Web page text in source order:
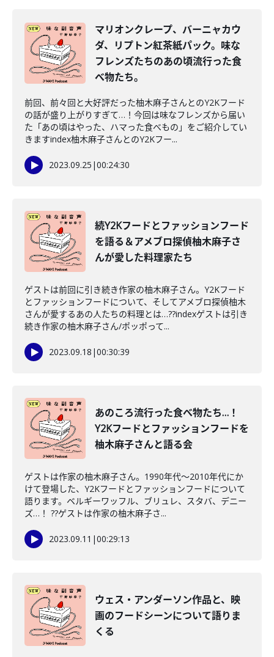
マリオンクレープ、バーニャカウ
ダ、リプトン紅茶紙パック。味な
フレンズたちのあの頃流行った食
べ物たち。
前回、前々回と大好評だった柚木麻子さんとのY2Kフード
の話が盛り上がりすぎて…！今回は味なフレンズから届い
た「あの頃はやった、ハマった食べもの」をご紹介してい
きますindex柚木麻子さんとのY2Kフー...
2023.09.25 |00:24:30
続Y2Kフードとファッションフード
を語る＆アメブロ探偵柚木麻子さ
んが愛した料理家たち
ゲストは前回に引き続き作家の柚木麻子さん。Y2Kフード
とファッションフードについて、そしてアメブロ探偵柚木
さんが愛するあの人たちの料理とは…??indexゲストは引き
続き作家の柚木麻子さん/ポッポって...
2023.09.18 |00:30:39
あのころ流行った食べ物たち…！
Y2Kフードとファッションフードを
柚木麻子さんと語る会
ゲストは作家の柚木麻子さん。1990年代～2010年代にか
けて登場した、Y2Kフードとファッションフードについて
語ります。ベルギーワッフル、ブリュレ、スタバ、デニー
ズ…！ ??ゲストは作家の柚木麻子さ...
2023.09.11 |00:29:13
ウェス・アンダーソン作品と、映
画のフードシーンについて語りま
くる